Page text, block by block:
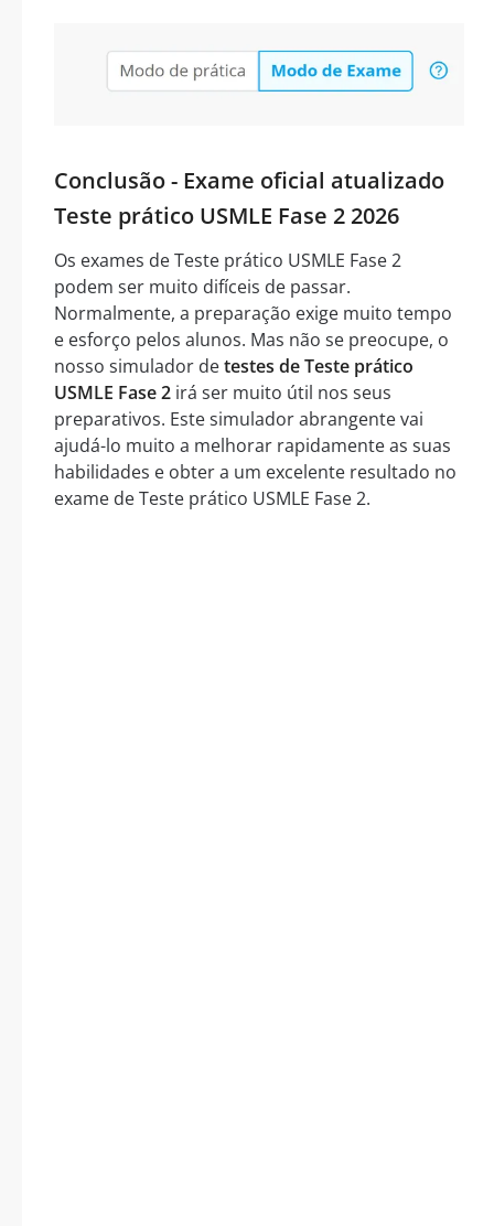
Conclusão - Exame oficial atualizado
Teste prático USMLE Fase 2 2026
Os exames de Teste prático USMLE Fase 2
podem ser muito difíceis de passar.
Normalmente, a preparação exige muito tempo
e esforço pelos alunos. Mas não se preocupe, o
nosso simulador detestes de Teste prático
USMLE Fase 2 irá ser muito útil nos seus
preparativos. Este simulador abrangente vai
ajudá-lo muito a melhorar rapidamente as suas
habilidades e obter a um excelente resultado no
exame de Teste prático USMLE Fase 2.